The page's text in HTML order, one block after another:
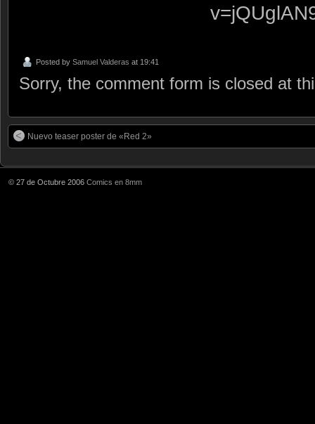
Posted by Samuel Valderas at 19:41
Sorry, the comment form is closed at
Nuevo teaser poster de «Red 2»
© 27 de Octubre 2006 Comics en 8mm